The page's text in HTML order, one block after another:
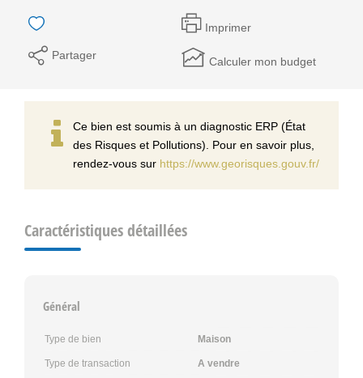
Imprimer
Partager Calculer mon budget
Ce bien est soumis à un diagnostic ERP (État
des Risques et Pollutions). Pour en savoir plus,
rendez-vous sur https://www.georisques.gouv.fr/
Caractéristiques détaillées
Général
Type de bien Maison
Type de transaction A vendre